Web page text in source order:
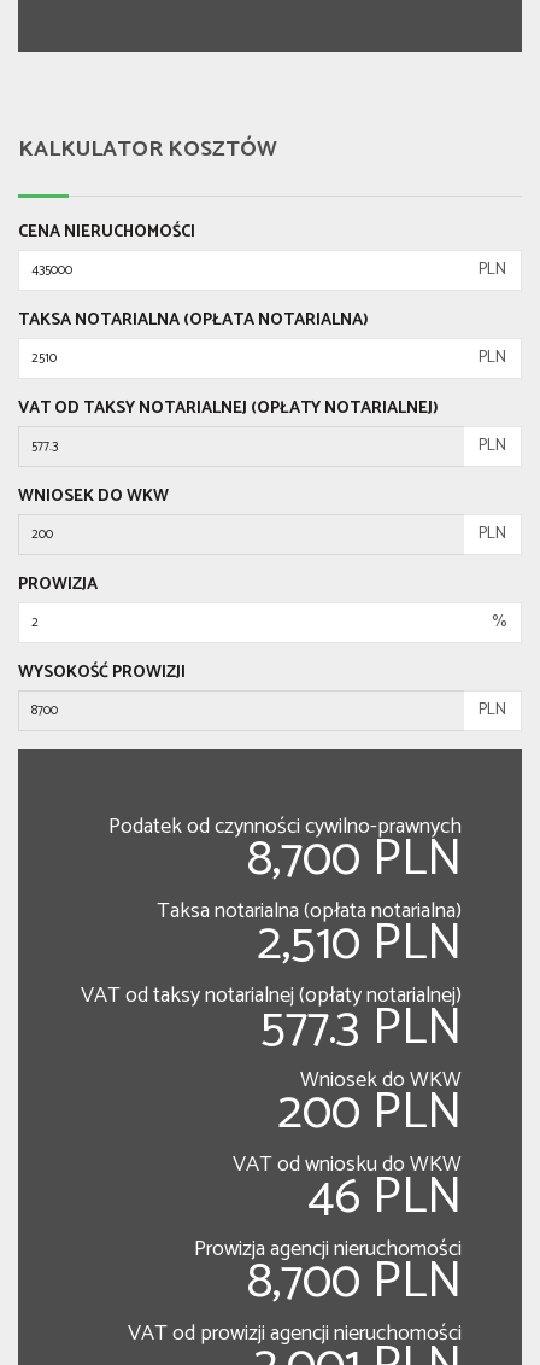
KALKULATOR KOSZTÓW
CENA NIERUCHOMOŚCI
PLN
TAKSA NOTARIALNA (OPŁATA NOTARIALNA)
PLN
VAT OD TAKSY NOTARIALNEJ (OPŁATY NOTARIALNEJ)
PLN
WNIOSEK DO WKW
PLN
PROWIZJA
%
WYSOKOŚĆ PROWIZJI
PLN
Podatek od czynności cywilno-prawnych
8,700 PLN
Taksa notarialna (opłata notarialna)
2,510 PLN
VAT od taksy notarialnej (opłaty notarialnej)
577.3 PLN
Wniosek do WKW
200 PLN
VAT od wniosku do WKW
46 PLN
Prowizja agencji nieruchomości
8,700 PLN
VAT od prowizji agencji nieruchomości